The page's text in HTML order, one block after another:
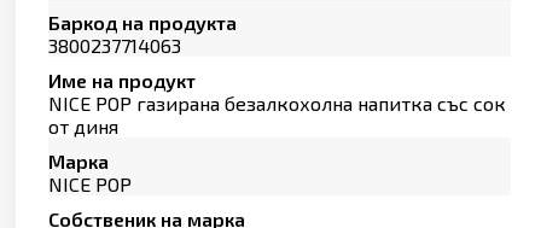
Баркод на продукта
3800237714063
Име на продукт
NICE POP газирана безалкохолна напитка със сок
от диня
Марка
NICE POP
Собственик на марка